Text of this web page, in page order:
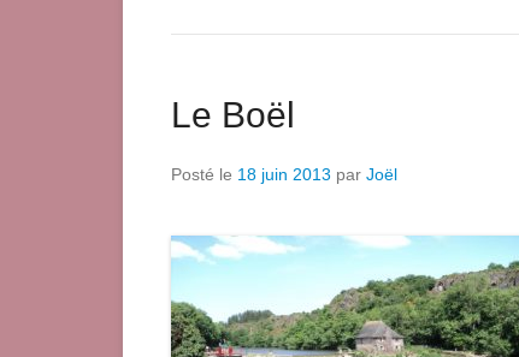
Le Boël
Posté le 18 juin 2013 par Joël